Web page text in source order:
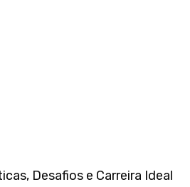
Desafios e Carreira Ideal